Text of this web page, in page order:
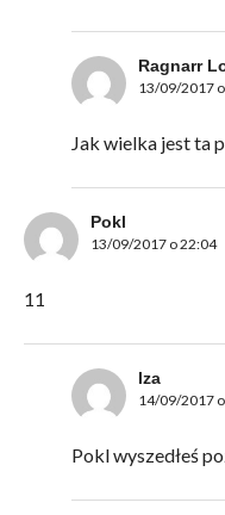
Ragnarr
13/09/2017
Jak wielka jest ta
Pokl
13/09/2017 o 22:04
11
lza
14/09/2017
Pokl wyszedłeś